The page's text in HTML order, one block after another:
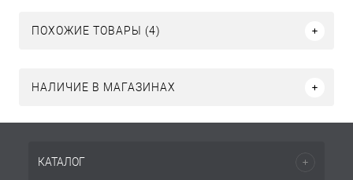
ПОХОЖИЕ ТОВАРЫ (4)
НАЛИЧИЕ В МАГАЗИНАХ
КАТАЛОГ